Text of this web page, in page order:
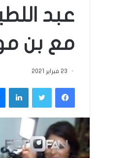
عبد
مع بن
23 فبراير 2021
فيسبوكتويتر